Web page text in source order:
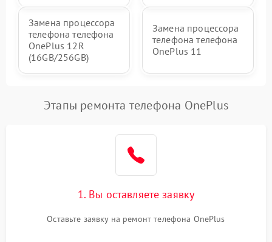
Замена процессора
телефона телефона
OnePlus 12R
(16GB/256GB)
Замена процессора
телефона телефона
OnePlus 11
Этапы ремонта телефона OnePlus
1. Вы оставляете заявку
Оставьте заявку на ремонт телефона OnePlus